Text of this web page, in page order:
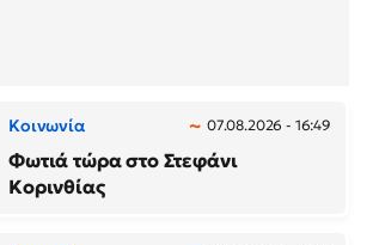
Κοινωνία 07.08.2026 - 16:49
Φωτιά τώρα στο Στεφάνι
Κορινθίας